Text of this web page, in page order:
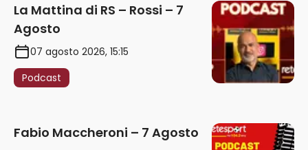
La Mattina di RS – Rossi – 7
Agosto
07 agosto 2026, 15:15
Podcast
Fabio Maccheroni – 7 Agosto